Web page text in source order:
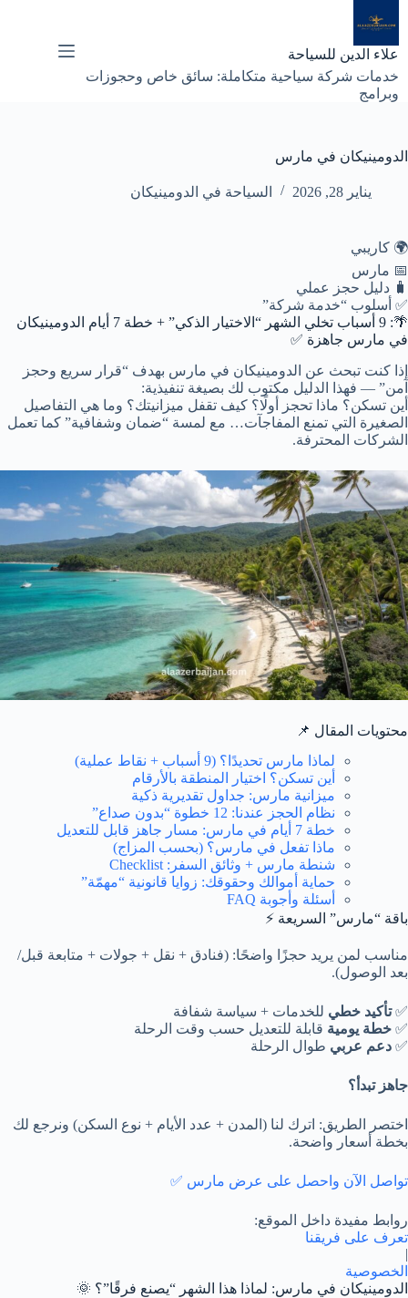
إلى
المحتوى
علاء الدين للسياحة
خدمات شركة سياحية متكاملة: سائق خاص وحجوزات
وبرامج
الدومينيكان في مارس
يناير 28, 2026 السياحة في الدومينيكان
🌍 كاريبي
📅 مارس
🧳 دليل حجز عملي
✅ أسلوب “خدمة شركة”
🌴: 9 أسباب تخلي الشهر “الاختيار الذكي” + خطة 7 أيام الدومينيكان
في مارس جاهزة ✅
إذا كنت تبحث عن الدومينيكان في مارس بهدف “قرار سريع وحجز
آمن” — فهذا الدليل مكتوب لك بصيغة تنفيذية:
أين تسكن؟ ماذا تحجز أولًا؟ كيف تقفل ميزانيتك؟ وما هي التفاصيل
الصغيرة التي تمنع المفاجآت… مع لمسة “ضمان وشفافية” كما تعمل
الشركات المحترفة.
محتويات المقال 📌
لماذا مارس تحديدًا؟ (9 أسباب + نقاط عملية)
أين تسكن؟ اختيار المنطقة بالأرقام
ميزانية مارس: جداول تقديرية ذكية
نظام الحجز عندنا: 12 خطوة “بدون صداع”
خطة 7 أيام في مارس: مسار جاهز قابل للتعديل
ماذا تفعل في مارس؟ (بحسب المزاج)
شنطة مارس + وثائق السفر: Checklist
حماية أموالك وحقوقك: زوايا قانونية “مهمّة”
أسئلة وأجوبة FAQ
باقة “مارس” السريعة ⚡
مناسب لمن يريد حجزًا واضحًا: (فنادق + نقل + جولات + متابعة قبل/
بعد الوصول).
✅تأكيد خطي للخدمات + سياسة شفافة
✅ خطة يومية قابلة للتعديل حسب وقت الرحلة
✅ دعم عربي طوال الرحلة
جاهز تبدأ؟
اختصر الطريق: اترك لنا (المدن + عدد الأيام + نوع السكن) ونرجع لك
بخطة أسعار واضحة.
تواصل الآن واحصل على عرض مارس ✅
روابط مفيدة داخل الموقع:
تعرف على فريقنا
|
الخصوصية
الدومينيكان في مارس: لماذا هذا الشهر “يصنع فرقًا”؟ 🌞